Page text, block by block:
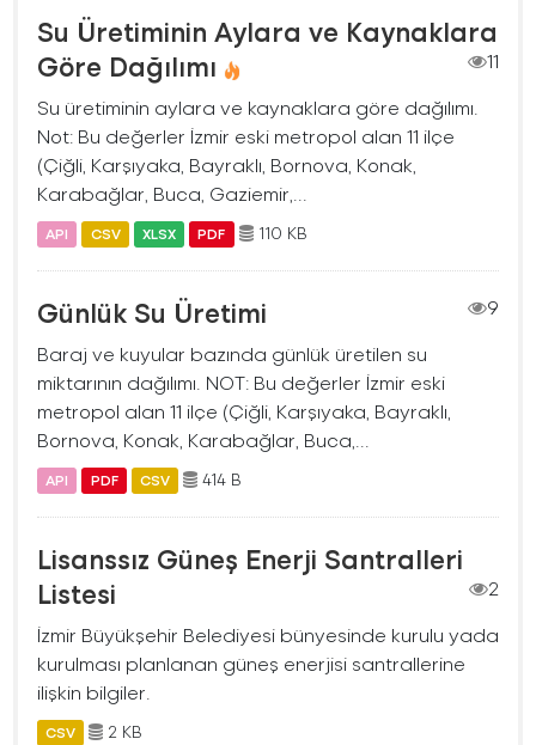
Su Üretiminin Aylara ve Kaynaklara
Göre Dağılımı
11
Su üretiminin aylara ve kaynaklara göre dağılımı.
Not: Bu değerler İzmir eski metropol alan 11 ilçe
(Çiğli, Karşıyaka, Bayraklı, Bornova, Konak,
Karabağlar, Buca, Gaziemir,...
API CSV XLSX PDF 110 KB
Günlük Su Üretimi
9
Baraj ve kuyular bazında günlük üretilen su
miktarının dağılımı. NOT: Bu değerler İzmir eski
metropol alan 11 ilçe (Çiğli, Karşıyaka, Bayraklı,
Bornova, Konak, Karabağlar, Buca,...
API PDF CSV 414 B
Lisanssız Güneş Enerji Santralleri
Listesi
2
İzmir Büyükşehir Belediyesi bünyesinde kurulu yada
kurulması planlanan güneş enerjisi santrallerine
ilişkin bilgiler.
CSV 2 KB